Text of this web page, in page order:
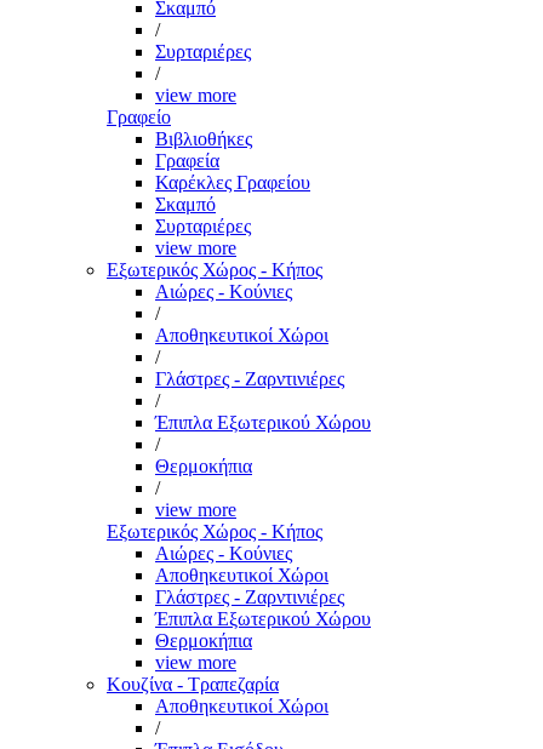
Σκαμπό
/
Συρταριέρες
/
view more
Γραφείο
Βιβλιοθήκες
Γραφεία
Καρέκλες Γραφείου
Σκαμπό
Συρταριέρες
view more
Εξωτερικός Χώρος - Κήπος
Αιώρες - Κούνιες
/
Αποθηκευτικοί Χώροι
/
Γλάστρες - Ζαρντινιέρες
/
Έπιπλα Εξωτερικού Χώρου
/
Θερμοκήπια
/
view more
Εξωτερικός Χώρος - Κήπος
Αιώρες - Κούνιες
Αποθηκευτικοί Χώροι
Γλάστρες - Ζαρντινιέρες
Έπιπλα Εξωτερικού Χώρου
Θερμοκήπια
view more
Κουζίνα - Τραπεζαρία
Αποθηκευτικοί Χώροι
/